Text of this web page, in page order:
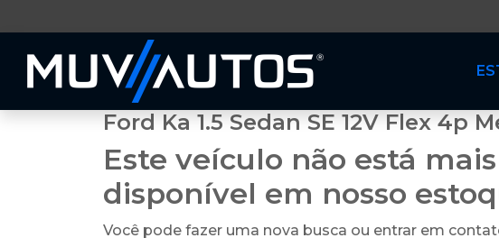
Ford Ka 1.5 Sedan SE 12V Flex 4p
Este veículo não está mais
disponível em nosso
Você pode fazer uma nova busca ou entrar em